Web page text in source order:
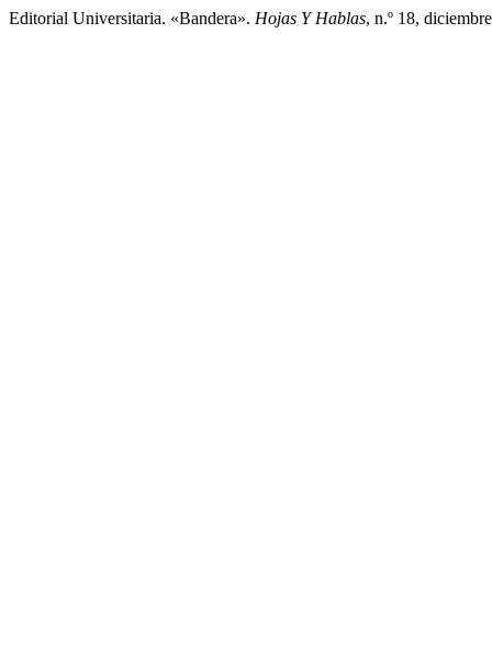
Editorial Universitaria. «Bandera». Hojas Y Hablas, n.º 18,